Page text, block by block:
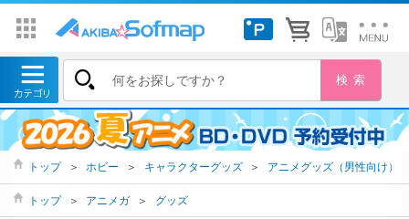
トップ ＞ ホビー ＞ キャラクターグッズ ＞ アニメグッズ（男性向け）
トップ ＞ アニメガ ＞ グッズ